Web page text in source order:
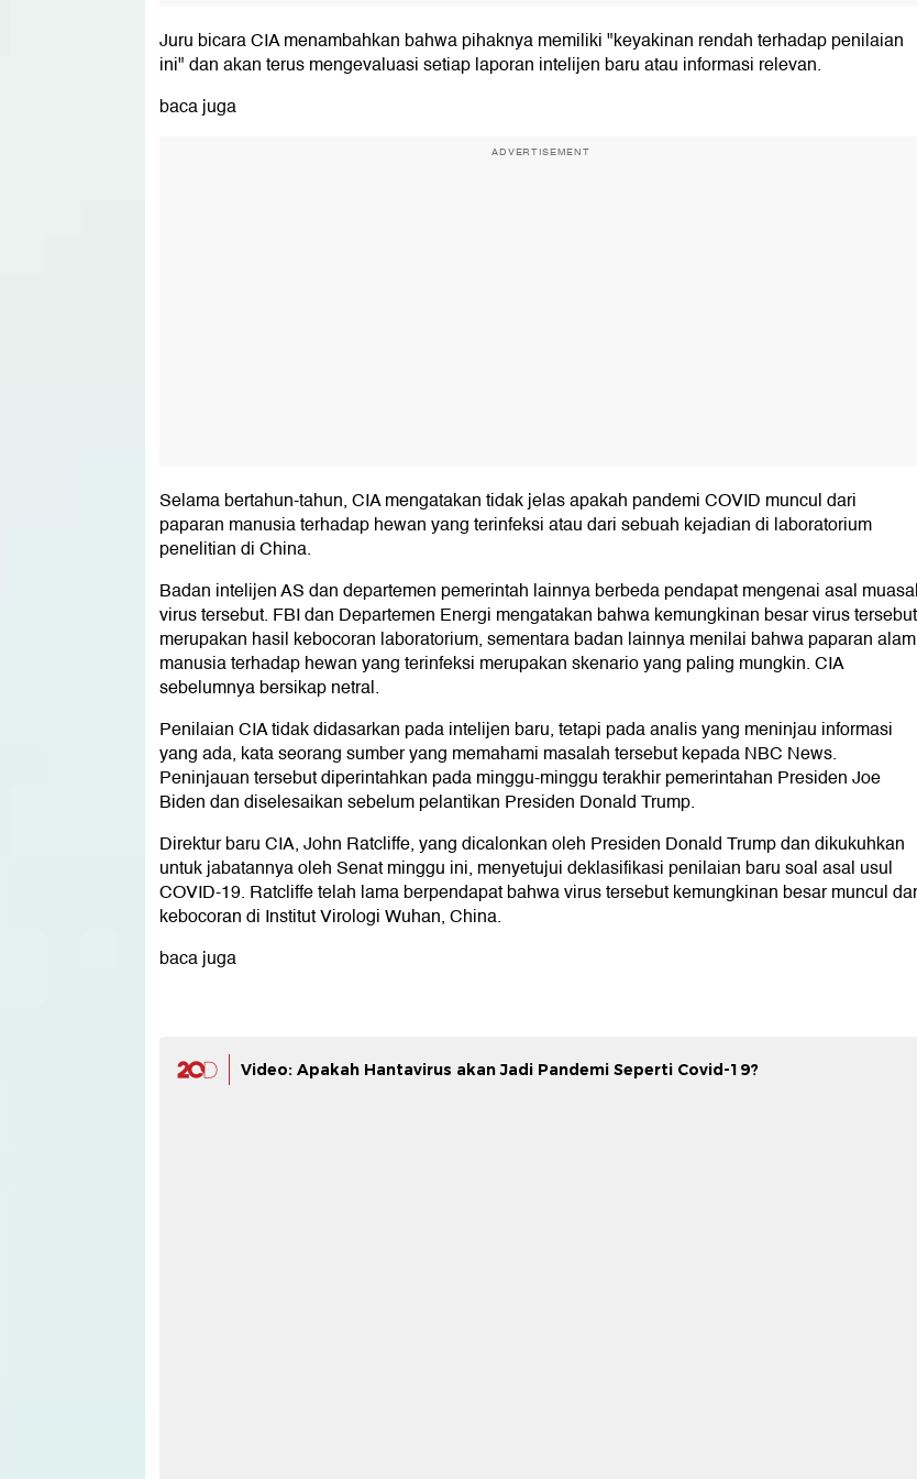
Juru bicara CIA menambahkan bahwa pihaknya memiliki "keyakinan rendah terhadap penilaian
ini" dan akan terus mengevaluasi setiap laporan intelijen baru atau informasi relevan.
baca juga
ADVERTISEMENT
Selama bertahun-tahun, CIA mengatakan tidak jelas apakah pandemi COVID muncul dari
paparan manusia terhadap hewan yang terinfeksi atau dari sebuah kejadian di laboratorium
penelitian di China.
Badan intelijen AS dan departemen pemerintah lainnya berbeda pendapat mengenai asal muasal
virus tersebut. FBI dan Departemen Energi mengatakan bahwa kemungkinan besar virus tersebut
merupakan hasil kebocoran laboratorium, sementara badan lainnya menilai bahwa paparan
manusia terhadap hewan yang terinfeksi merupakan skenario yang paling mungkin. CIA
sebelumnya bersikap netral.
Penilaian CIA tidak didasarkan pada intelijen baru, tetapi pada analis yang meninjau informasi
yang ada, kata seorang sumber yang memahami masalah tersebut kepada NBC News.
Peninjauan tersebut diperintahkan pada minggu-minggu terakhir pemerintahan Presiden Joe
Biden dan diselesaikan sebelum pelantikan Presiden Donald Trump.
Direktur baru CIA, John Ratcliffe, yang dicalonkan oleh Presiden Donald Trump dan dikukuhkan
untuk jabatannya oleh Senat minggu ini, menyetujui deklasifikasi penilaian baru soal asal usul
COVID-19. Ratcliffe telah lama berpendapat bahwa virus tersebut kemungkinan besar muncul
kebocoran di Institut Virologi Wuhan, China.
baca juga
Video: Apakah Hantavirus akan Jadi Pandemi Seperti Covid-19?